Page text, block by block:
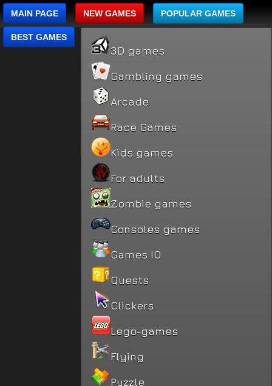
MAIN PAGE NEW GAMES POPULAR GAMES
BEST GAMES
3D games
Gambling games
Arcade
Race Games
Kids games
For adults
Zombie games
Consoles games
Games IO
Quests
Clickers
Lego-games
Flying
Puzzle